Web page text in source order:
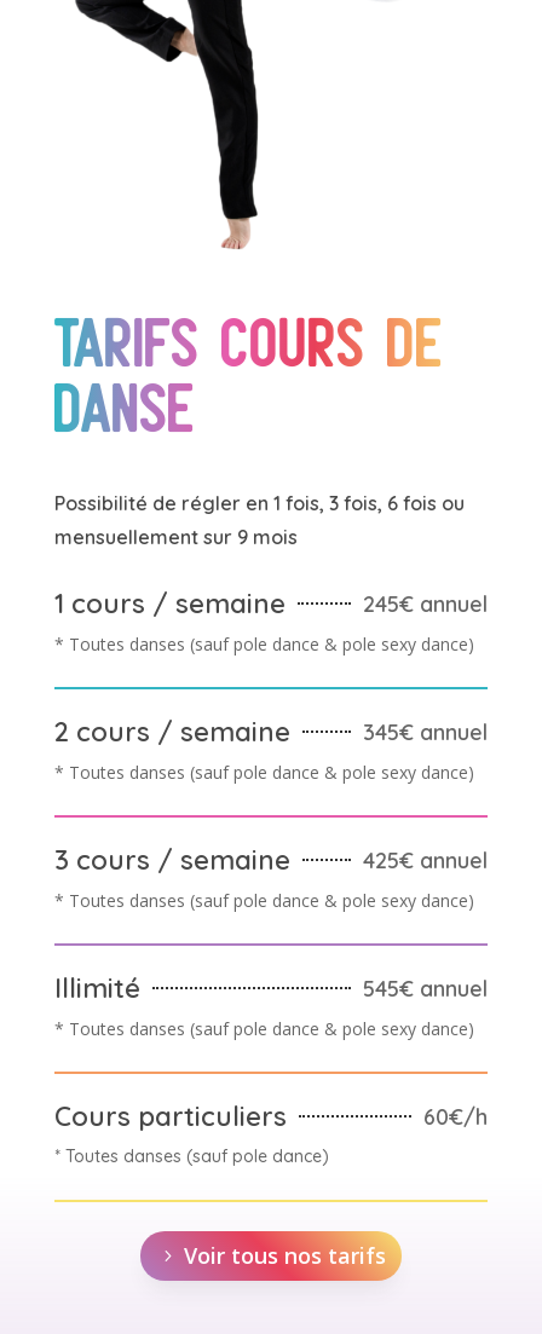
Tarifs cours de
danse
Possibilité de régler en 1 fois, 3 fois, 6 fois ou
mensuellement sur 9 mois
1 cours / semaine 245€ annuel
* Toutes danses (sauf pole dance & pole sexy dance)
2 cours / semaine 345€ annuel
* Toutes danses (sauf pole dance & pole sexy dance)
3 cours / semaine 425€ annuel
* Toutes danses (sauf pole dance & pole sexy dance)
Illimité 545€ annuel
* Toutes danses (sauf pole dance & pole sexy dance)
Cours particuliers 60€/h
* Toutes danses (sauf pole dance)
Voir tous nos tarifs